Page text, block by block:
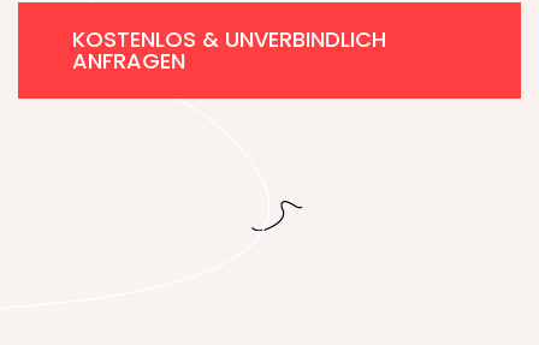
KOSTENLOS & UNVERBINDLICH
ANFRAGEN